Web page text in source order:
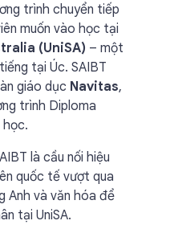
trình chuyển tiếp
muốn vào học tại
(UniSA) – một
tại Úc. SAIBT
giáo dục Navitas,
trình Diploma
là cầu nối hiệu
quốc tế vượt qua
Anh và văn hóa để
tại UniSA.